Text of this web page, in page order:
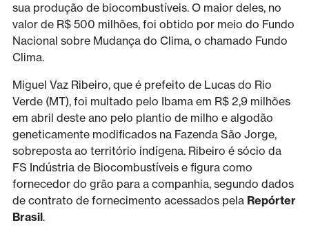
sua produção de biocombustíveis. O maior deles, no
valor de R$ 500 milhões, foi obtido por meio do Fundo
Nacional sobre Mudança do Clima, o chamado Fundo
Clima.
Miguel Vaz Ribeiro, que é prefeito de Lucas do Rio
Verde (MT), foi multado pelo Ibama em R$ 2,9 milhões
em abril deste ano pelo plantio de milho e algodão
geneticamente modificados na Fazenda São Jorge,
sobreposta ao território indígena. Ribeiro é sócio da
FS Indústria de Biocombustíveis e figura como
fornecedor do grão para a companhia, segundo dados
de contrato de fornecimento acessados pela Repórter
Brasil.